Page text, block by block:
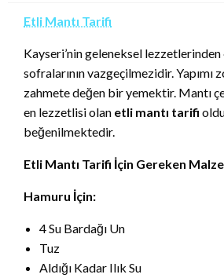
Etli Mantı Tarifi
Kayseri’nin geleneksel
sofralarının vazgeçilmezidir. Yapımı
zahmete değen bir yemektir. Mantı
en lezzetlisi olan etli mantı tarifi
beğenilmektedir.
Etli Mantı Tarifi İçin Gereken
Hamuru İçin:
4 Su Bardağı Un
Tuz
Aldığı Kadar Ilık Su